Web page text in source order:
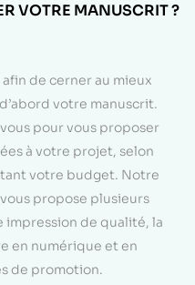
VOTRE MANUSCRIT ?
de cerner au mieux
votre manuscrit.
pour vous proposer
à votre projet, selon
votre budget. Notre
propose plusieurs
de qualité, la
en numérique et en
de promotion.